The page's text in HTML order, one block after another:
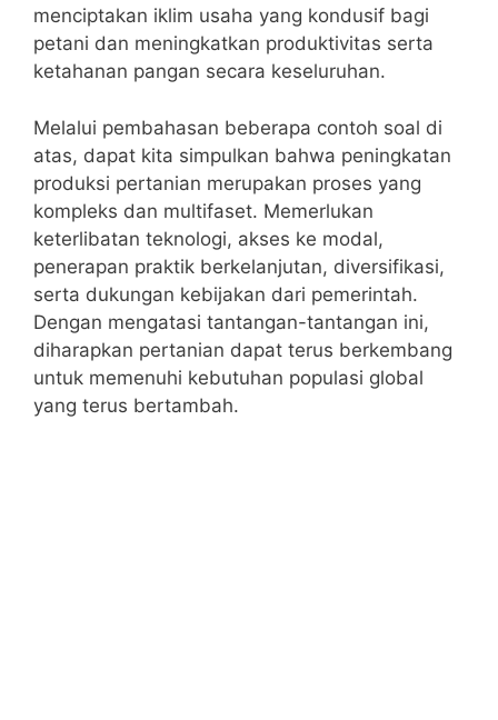
menciptakan iklim usaha yang kondusif bagi
petani dan meningkatkan produktivitas serta
ketahanan pangan secara keseluruhan.
Melalui pembahasan beberapa contoh soal di
atas, dapat kita simpulkan bahwa peningkatan
produksi pertanian merupakan proses yang
kompleks dan multifaset. Memerlukan
keterlibatan teknologi, akses ke modal,
penerapan praktik berkelanjutan, diversifikasi,
serta dukungan kebijakan dari pemerintah.
Dengan mengatasi tantangan-tantangan ini,
diharapkan pertanian dapat terus berkembang
untuk memenuhi kebutuhan populasi global
yang terus bertambah.